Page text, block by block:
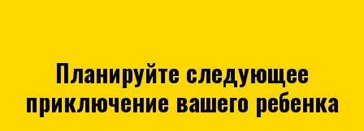
Планируйте следующее
приключение вашего ребенка